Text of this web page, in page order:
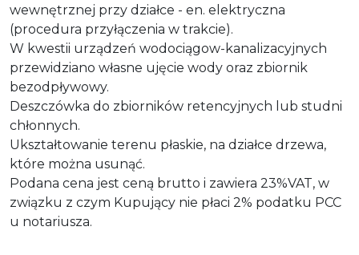
wewnętrznej przy działce - en. elektryczna
(procedura przyłączenia w trakcie).
W kwestii urządzeń wodociągow-kanalizacyjnych
przewidziano własne ujęcie wody oraz zbiornik
bezodpływowy.
Deszczówka do zbiorników retencyjnych lub studni
chłonnych.
Ukształtowanie terenu płaskie, na działce drzewa,
które można usunąć.
Podana cena jest ceną brutto i zawiera 23%VAT, w
związku z czym Kupujący nie płaci 2% podatku PCC
u notariusza.